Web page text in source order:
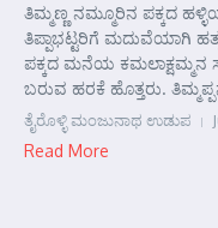
ತಿಮ್ಮಣ್ಣ ನಮ್ಮೂರಿನ ಪಕ್ಕದ
ತಿಪ್ಪಾಭಟ್ಟರಿಗೆ ಮದುವೆಯಾಗಿ
ಪಕ್ಕದ ಮನೆಯ ಕಮಲಾಕ್ಷಮ್ಮನ
ಬರುವ ಹರಕೆ ಹೊತ್ತರು.
ತೈರೊಳ್ಳಿ ಮಂಜುನಾಥ ಉಡುಪ
Read More